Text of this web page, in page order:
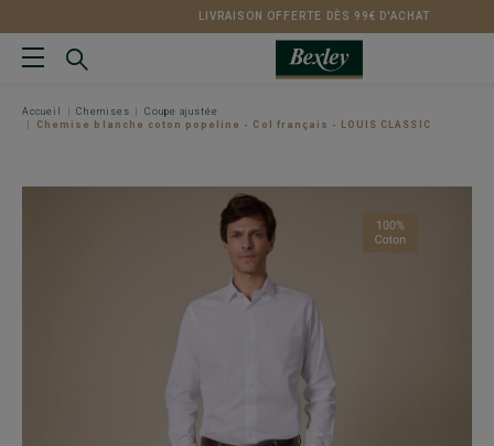
LIVRAISON OFFERTE DÈS 99€ D'ACHAT
Accueil Chemises
Coupe ajustée
Chemise blanche coton popeline - Col français - LOUIS CLASSIC